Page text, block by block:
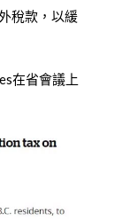
稅款，以緩
在省會議上